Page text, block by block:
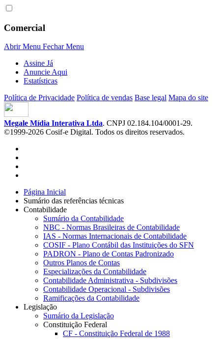
Comercial
Abrir Menu Fechar Menu
Assine Já
Anuncie Aqui
Estatísticas
Política de Privacidade Política de vendas Base legal Mapa do site
Megale Mídia Interativa Ltda. CNPJ 02.184.104/0001-29.
©1999-2026 Cosif-e Digital. Todos os direitos reservados.
Página Inicial
Sumário das referências técnicas
Contabilidade
Sumário da Contabilidade
NBC - Normas Brasileiras de Contabilidade
IAS - Normas Internacionais de Contabilidade
COSIF - Plano Contábil das Instituições do SFN
PADRON - Plano de Contas Padronizado
Outros Planos de Contas
Especializações da Contabilidade
Contabilidade Administrativa - Subdivisões
Contabilidade Operacional - Subdivisões
Ramificações da Contabilidade
Legislação
Sumário da Legislação
Constituição Federal
CF - Constituição Federal de 1988